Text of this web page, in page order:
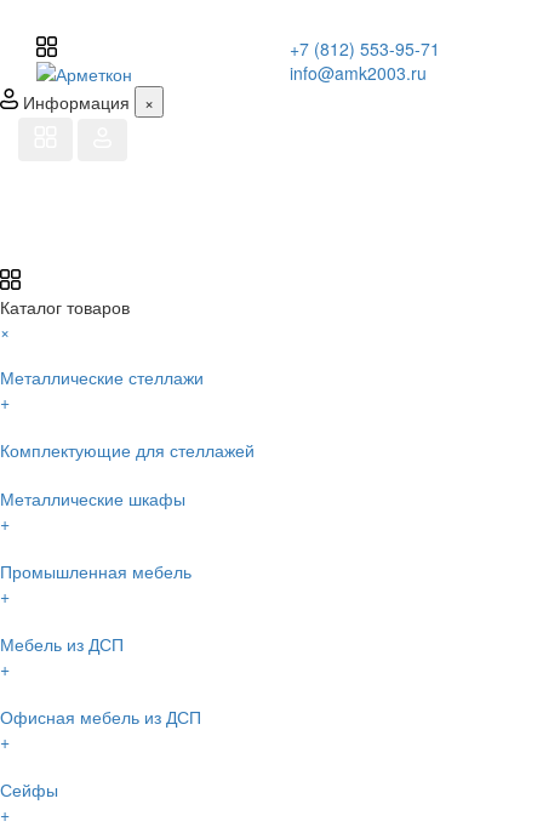
+7 (812) 553-95-71
info@amk2003.ru
Информация
×
Каталог товаров
×
Металлические стеллажи
+
Комплектующие для стеллажей
Металлические шкафы
+
Промышленная мебель
+
Мебель из ДСП
+
Офисная мебель из ДСП
+
Сейфы
+